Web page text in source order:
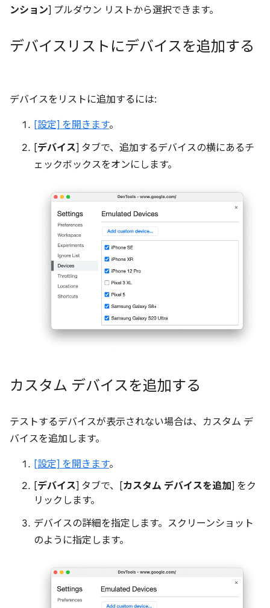
ンション] プルダウン リストから選択できます。
デバイスリストにデバイスを追加する
デバイスをリストに追加するには:
[設定] を開きます。
[デバイス] タブで、追加するデバイスの横にあるチ
ェックボックスをオンにします。
カスタム デバイスを追加する
テストするデバイスが表示されない場合は、カスタム デ
バイスを追加します。
[設定] を開きます。
[デバイス] タブで、[カスタム デバイスを追加] をク
リックします。
デバイスの詳細を指定します。スクリーンショット
のように指定します。